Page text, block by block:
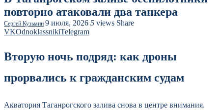
повторно атаковали два танкера
Сергей Кузьмин 9 июля, 2026 5 views Share
VKOdnoklassnikiTelegram
Вторую ночь подряд: как дроны
прорвались к гражданским судам
Акватория Таганрогского залива снова в центре внимания.